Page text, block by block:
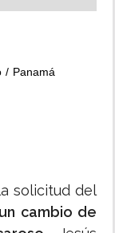
Panamá
solicitud del
cambio de